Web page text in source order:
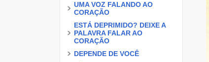
UMA VOZ FALANDO AO
CORAÇÃO
ESTÁ DEPRIMIDO? DEIXE A
PALAVRA FALAR AO
CORAÇÃO
DEPENDE DE VOCÊ